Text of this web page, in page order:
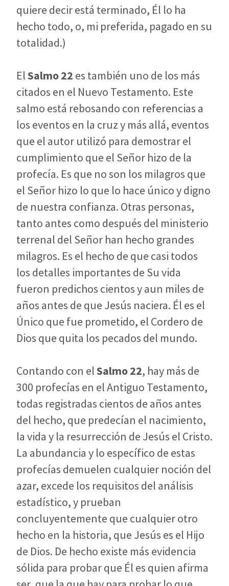
quiere decir está terminado, Él lo ha
hecho todo, o, mi preferida, pagado en su
totalidad.)
ElSalmo 22 es también uno de los más
citados en el Nuevo Testamento. Este
salmo está rebosando con referencias a
los eventos en la cruz y más allá, eventos
que el autor utilizó para demostrar el
cumplimiento que el Señor hizo de la
profecía. Es que no son los milagros que
el Señor hizo lo que lo hace único y digno
de nuestra confianza. Otras personas,
tanto antes como después del ministerio
terrenal del Señor han hecho grandes
milagros. Es el hecho de que casi todos
los detalles importantes de Su vida
fueron predichos cientos y aun miles de
años antes de que Jesús naciera. Él es el
Único que fue prometido, el Cordero de
Dios que quita los pecados del mundo.
Contando con elSalmo 22, hay más de
300 profecías en el Antiguo Testamento,
todas registradas cientos de años antes
del hecho, que predecían el nacimiento,
la vida y la resurrección de Jesús el Cristo.
La abundancia y lo específico de estas
profecías demuelen cualquier noción del
azar, excede los requisitos del análisis
estadístico, y prueban
concluyentemente que cualquier otro
hecho en la historia, que Jesús es el Hijo
de Dios. De hecho existe más evidencia
sólida para probar que Él es quien afirma